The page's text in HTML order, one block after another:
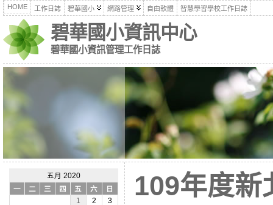
HOME 工作日誌 碧華國小 網路管理 自由軟體 智慧學習學校工作日誌
碧華國小資訊中心
碧華國小資訊管理工作日誌
五月 2020
一
二 三 四 五 六
日
1
2
3
109年度新